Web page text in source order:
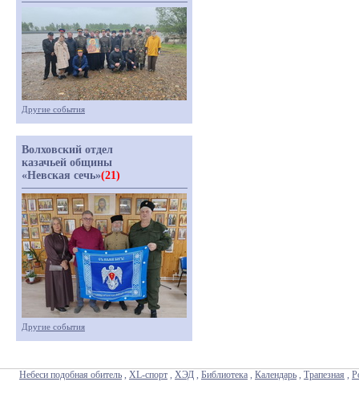
Другие события
Волховский отдел
казачьей общины
«Невская сечь»(21)
Другие события
Небеси подобная обитель , XL-спорт , ХЭД , Библиотека , Календарь , Трапезная ,